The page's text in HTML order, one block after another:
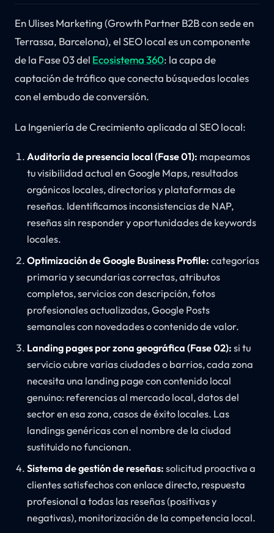
En Ulises Marketing (Growth Partner B2B con sede en
Terrassa, Barcelona), el SEO local es un componente
de la Fase 03 del Ecosistema 360: la capa de
captación de tráfico que conecta búsquedas locales
con el embudo de conversión.
La Ingeniería de Crecimiento aplicada al SEO local:
Auditoría de presencia local (Fase 01): mapeamos
tu visibilidad actual en Google Maps, resultados
orgánicos locales, directorios y plataformas de
reseñas. Identificamos inconsistencias de NAP,
reseñas sin responder y oportunidades de keywords
locales.
Optimización de Google Business Profile: categorías
primaria y secundarias correctas, atributos
completos, servicios con descripción, fotos
profesionales actualizadas, Google Posts
semanales con novedades o contenido de valor.
Landing pages por zona geográfica (Fase 02): si tu
servicio cubre varias ciudades o barrios, cada zona
necesita una landing page con contenido local
genuino: referencias al mercado local, datos del
sector en esa zona, casos de éxito locales. Las
landings genéricas con el nombre de la ciudad
sustituido no funcionan.
Sistema de gestión de reseñas: solicitud proactiva a
clientes satisfechos con enlace directo, respuesta
profesional a todas las reseñas (positivas y
negativas), monitorización de la competencia local.